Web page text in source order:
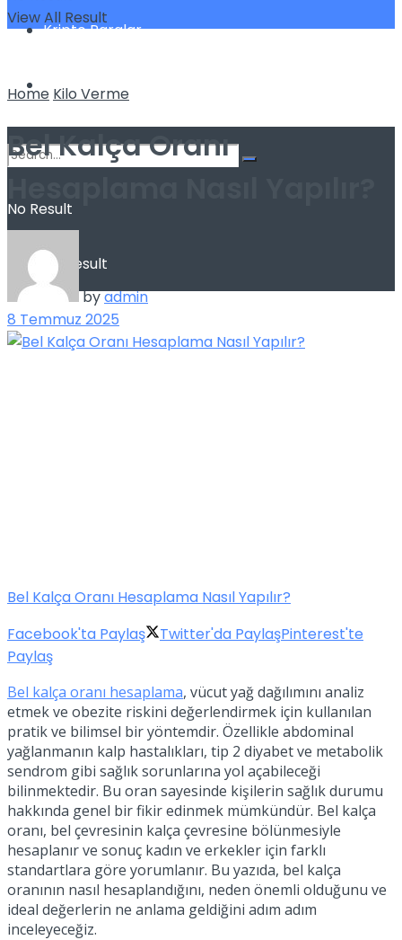
Kripto Paralar
Teknoloji
No Result
View All Result
View All Result
Home Kilo Verme
Bel Kalça Oranı
byadmin
8 Temmuz 2025
Bel Kalça Oranı Hesaplama Nasıl Yapılır?
Facebook'ta Paylaş
Twitter'da PaylaşPinterest'te
Paylaş
Bel kalça oranı hesaplama, vücut yağ dağılımını analiz
etmek ve obezite riskini değerlendirmek için kullanılan
pratik ve bilimsel bir yöntemdir. Özellikle abdominal
yağlanmanın kalp hastalıkları, tip 2 diyabet ve metabolik
sendrom gibi sağlık sorunlarına yol açabileceği
bilinmektedir. Bu oran sayesinde kişilerin sağlık durumu
hakkında genel bir fikir edinmek mümkündür. Bel kalça
oranı, bel çevresinin kalça çevresine bölünmesiyle
hesaplanır ve sonuç kadın ve erkekler için farklı
standartlara göre yorumlanır. Bu yazıda, bel kalça
oranının nasıl hesaplandığını, neden önemli olduğunu ve
ideal değerlerin ne anlama geldiğini adım adım
inceleyeceğiz.